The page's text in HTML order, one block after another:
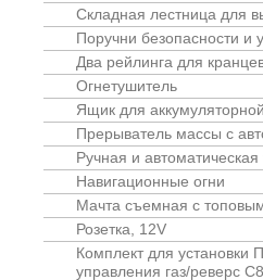
Складная лестница для
Поручни безопасности и
Два рейлинга для
Огнетушитель
Ящик для
Прерыватель массы с
Ручная и
Навигационные огни
Мачта съемная с
Розетка, 12V
Комплект для установки
управления газ/реверс